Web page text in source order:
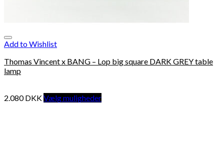
Add to Wishlist
Thomas Vincent x BANG – Lop big square DARK GREY table
lamp
2.080DKKVælg muligheder